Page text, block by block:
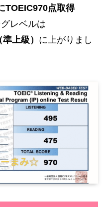
TOEIC970点取得
レベルは
上級） に上がりまし